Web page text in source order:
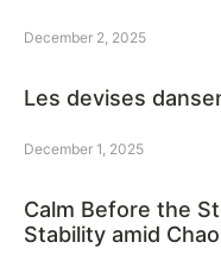
December 2, 2025
Les devises
December 1, 2025
Calm Before the
Stability amid